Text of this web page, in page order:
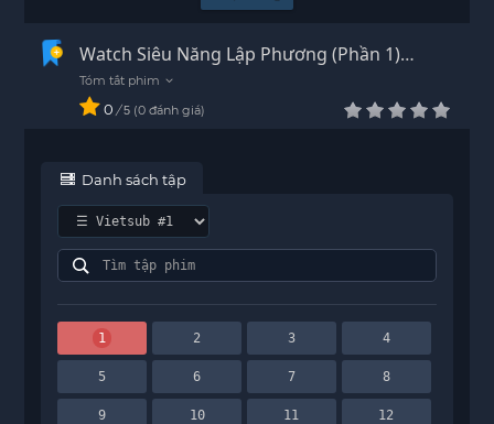
Watch Siêu Năng Lập Phương (Phần 1)
Vietsub - HD
0 / 5 0 đánh giá
Danh sách tập
1 2 3 4
5 6 7 8
9 10 11 12